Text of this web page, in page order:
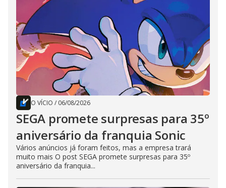
O VÍCIO / 06/08/2026
SEGA promete surpresas para 35º
aniversário da franquia Sonic
Vários anúncios já foram feitos, mas a empresa trará
muito mais O post SEGA promete surpresas para 35º
aniversário da franquia...